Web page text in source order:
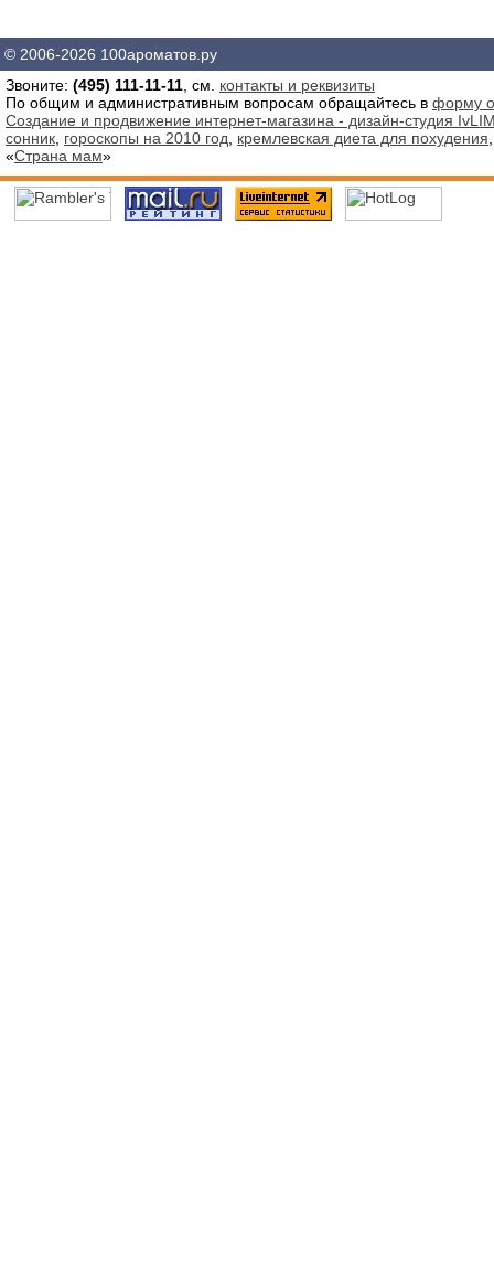
© 2006-2026 100ароматов.ру
Звоните: (495) 111-11-11 , см. контакты и реквизиты
По общим и административным вопросам обращайтесь в форму
Создание и продвижение интернет-магазина - дизайн-студия
сонник гороскопы на 2010 год кремлевская диета для похудения
«Страна мам»